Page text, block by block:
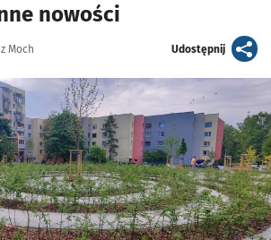
nowości
Moch Udostępnijartykuł